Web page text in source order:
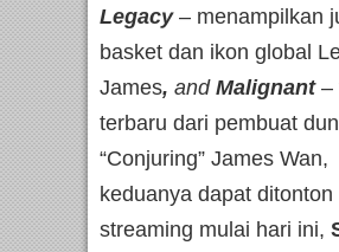
Legacy – menampilkan
basket dan ikon global
James, andMalignant–
terbaru dari pembuat
“Conjuring” James Wan,
keduanya dapat ditonton
streaming mulai hari ini,